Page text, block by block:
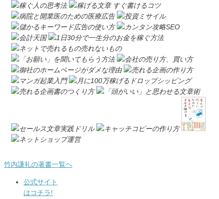
竹内謙礼の著書一覧へ
公式サイト
はコチラ!